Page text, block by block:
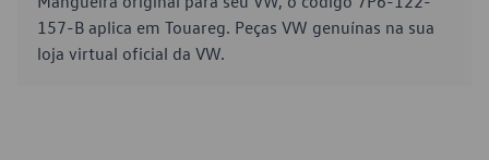
157-B aplica em Touareg. Peças VW genuínas na sua
loja virtual oficial da VW.